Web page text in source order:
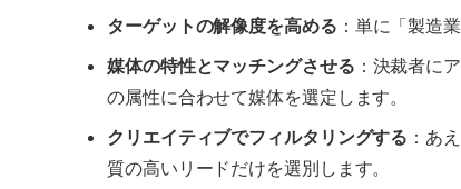
ターゲットの解像度を高める ：単に「製造
媒体の特性とマッチングさせる ：決裁者に
の属性に合わせて媒体を選定します。
クリエイティブでフィルタリングする ：あ
質の高いリードだけを選別します。